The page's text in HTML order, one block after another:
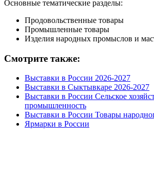
Основные тематические разделы:
Продовольственные товары
Промышленные товары
Изделия народных промыслов и
Смотрите также:
Выставки в России 2026-2027
Выставки в Сыктывкаре 2026-2027
Выставки в России Сельское
промышленность
Выставки в России Товары
Ярмарки в России